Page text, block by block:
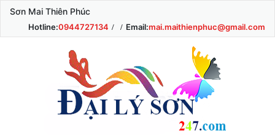
Sơn Mai Thiên Phúc
Hotline:0944727134 Email:mai.maithienphuc@gmail.com